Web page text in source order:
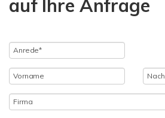
auf Ihre Anfrage